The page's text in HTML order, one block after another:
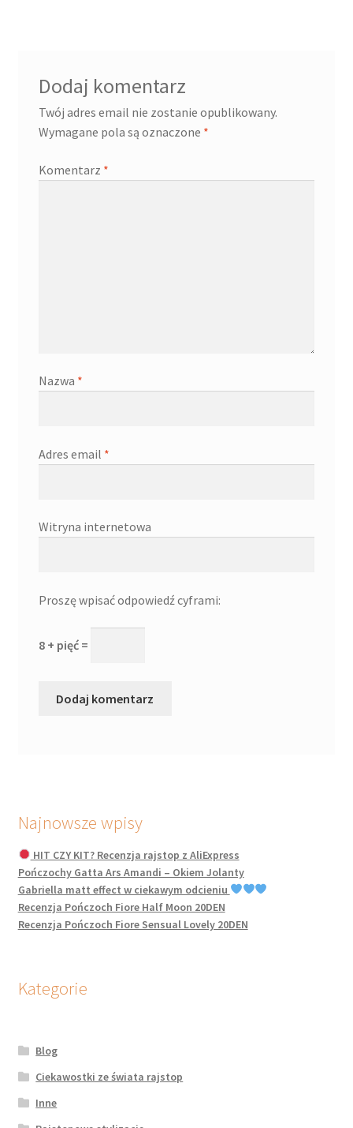
Dodaj komentarz
Twój adres email nie zostanie opublikowany.
Wymagane pola są oznaczone *
Komentarz *
Nazwa *
Adres email *
Witryna internetowa
Proszę wpisać odpowiedź cyframi:
8 + pięć =
Najnowsze wpisy
HIT CZY KIT? Recenzja rajstop z AliExpress
Pończochy Gatta Ars Amandi – Okiem Jolanty
Gabriella matt effect w ciekawym odcieniu
Recenzja Pończoch Fiore Half Moon 20DEN
Recenzja Pończoch Fiore Sensual Lovely 20DEN
Kategorie
Blog
Ciekawostki ze świata rajstop
Inne